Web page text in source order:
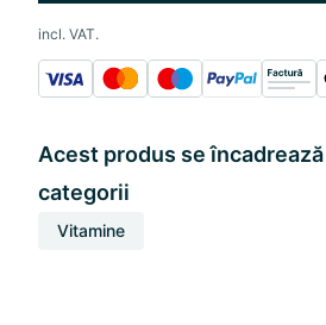
incl. VAT.
Acest produs se
categorii
Vitamine